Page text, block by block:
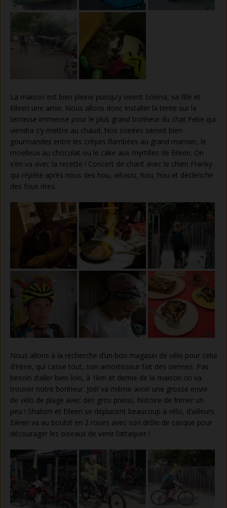
La maison est bien pleine puisqu’y vivent Solena, sa fille et
Eileen une amie. Nous allons donc installer la tente sur la
terrasse immense pour le plus grand bonheur du chat Febe qui
viendra s’y mettre au chaud. Nos soirées seront bien
gourmandes entre les crêpes flambées au grand marnier, le
moelleux au chocolat ou le cake aux myrtilles de Eileen. On
s’en va avec la recette ! Concert de chant avec le chien Franky
qui répète après nous des hou, whaou, hou, hou et déclenche
des fous rires.
Nous allons à la recherche d’un bon magasin de vélo pour celui
d’Irène, qui casse tout, son amortisseur fait des siennes. Pas
besoin d’aller bien loin, à 1km et demie de la maison on va
trouver notre bonheur. Joël va même avoir une grosse envie
de vélo de plage avec des gros pneus, histoire de frimer un
peu ! Shalom et Eileen se déplacent beaucoup à vélo, d’ailleurs
Eileen va au boulot en 2 roues avec son drôle de casque pour
décourager les oiseaux de venir l’attaquer !